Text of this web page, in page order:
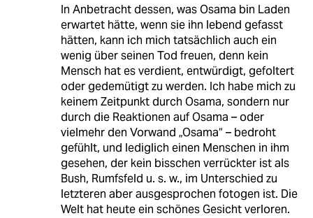
In Anbetracht dessen, was Osama bin Laden
erwartet hätte, wenn sie ihn lebend gefasst
hätten, kann ich mich tatsächlich auch ein
wenig über seinen Tod freuen, denn kein
Mensch hat es verdient, entwürdigt, gefoltert
oder gedemütigt zu werden. Ich habe mich zu
keinem Zeitpunkt durch Osama, sondern nur
durch die Reaktionen auf Osama – oder
vielmehr den Vorwand „Osama“ – bedroht
gefühlt, und lediglich einen Menschen in ihm
gesehen, der kein bisschen verrückter ist als
Bush, Rumfsfeld u. s. w., im Unterschied zu
letzteren aber ausgesprochen fotogen ist. Die
Welt hat heute ein schönes Gesicht verloren.